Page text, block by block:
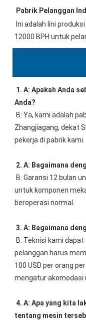
Pabrik Pelanggan
Ini adalah lini
12000 BPH untuk
1. A: Apakah Anda
Anda?
B: Ya, kami adalah
Zhangjiagang, dekat
pekerja di pabrik kami.
2. A: Bagaimana
B: Garansi 12 bulan
untuk komponen
beroperasi normal.
3. A: Bagaimana
B: Teknisi kami
pelanggan harus
100 USD per orang
mengatur akomodasi
4. A: Apa yang kita
tentang mesin